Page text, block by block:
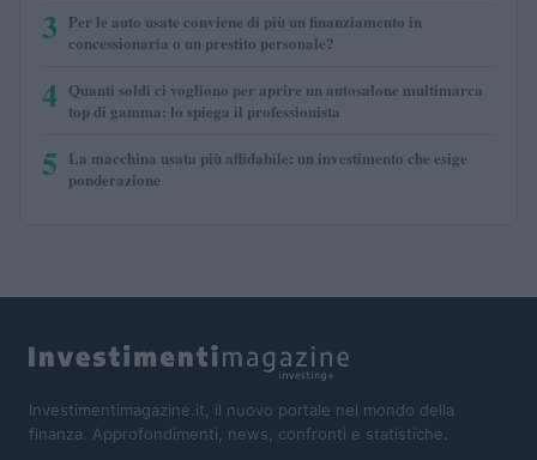
3 Per le auto usate conviene di più un finanziamento in
concessionaria o un prestito personale?
4 Quanti soldi ci vogliono per aprire un autosalone multimarca
top di gamma: lo spiega il professionista
5 La macchina usata più affidabile: un investimento che esige
ponderazione
Investimentimagazine.it, il nuovo portale nel mondo della
finanza. Approfondimenti, news, confronti e statistiche.